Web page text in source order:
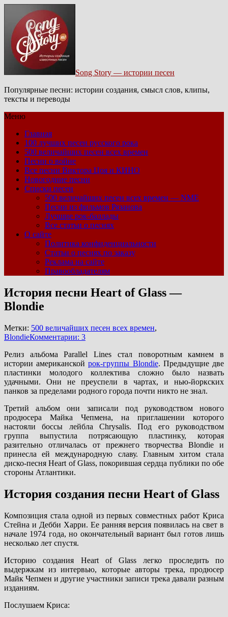
Song Story — истории песен
Популярные песни: истории создания, смысл слов, клипы,
тексты и переводы
Меню
Главная
100 лучших песен русского рока
500 величайших песен всех времен
Песни о войне
Все песни Виктора Цоя и КИНО
Новогодние песни
Списки песен
500 величайших песен всех времен — NME
Песни из фильмов Рязанова
Лучшие рок-баллады
Все статьи о песнях
О сайте
Политика конфиденциальности
Статьи о песнях по заказу
Реклама на сайте
Правообладателям
История песни Heart of Glass —
Blondie
Метки: 500 величайших песен всех времен,
BlondieКомментарии: 3
Релиз альбома Parallel Lines стал поворотным камнем в
истории американскойрок-группы Blondie. Предыдущие две
пластинки молодого коллектива сложно было назвать
удачными. Они не преуспели в чартах, и нью-йоркских
панков за пределами родного города почти никто не знал.
Третий альбом они записали под руководством нового
продюсера Майка Чепмена, на приглашении которого
настояли боссы лейбла Chrysalis. Под его руководством
группа выпустила потрясающую пластинку, которая
разительно отличалась от прежнего творчества Blondie и
принесла ей международную славу. Главным хитом стала
диско-песня Heart of Glass, покорившая сердца публики по обе
стороны Атлантики.
История создания песни Heart of Glass
Композиция стала одной из первых совместных работ Криса
Стейна и Дебби Харри. Ее ранняя версия появилась на свет в
начале 1974 года, но окончательный вариант был готов лишь
несколько лет спустя.
Историю создания Heart of Glass легко проследить по
выдержкам из интервью, которые авторы трека, продюсер
Майк Чепмен и другие участники записи трека давали разным
изданиям.
Послушаем Криса: